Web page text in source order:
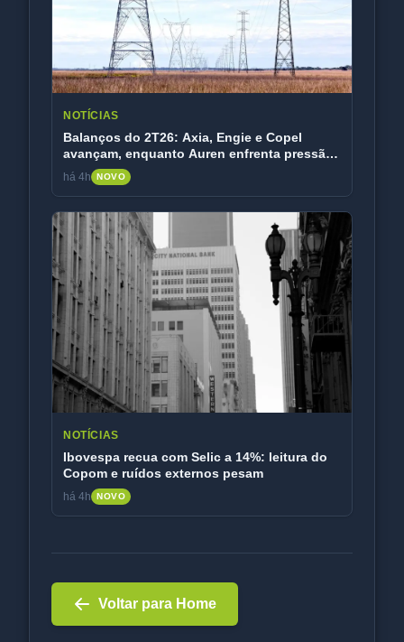
NOTÍCIAS
Balanços do 2T26: Axia, Engie e Copel
avançam, enquanto Auren enfrenta pressão
de custos
há 4h NOVO
NOTÍCIAS
Ibovespa recua com Selic a 14%: leitura do
Copom e ruídos externos pesam
há 4h NOVO
Voltar para Home